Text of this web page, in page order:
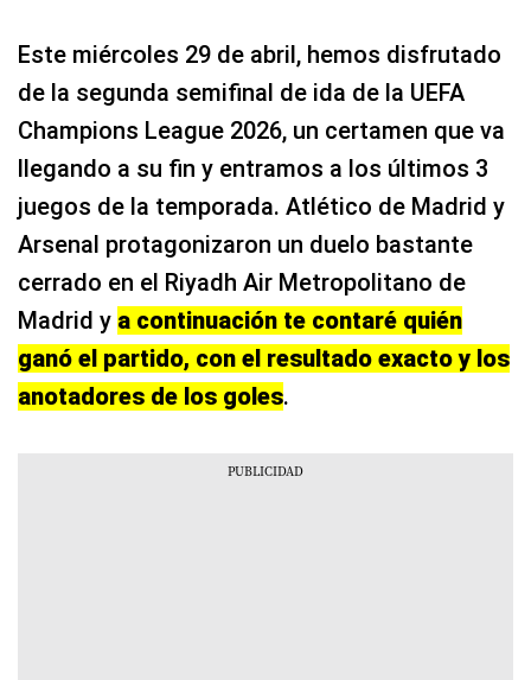
Este miércoles 29 de abril, hemos disfrutado
de la segunda semifinal de ida de la UEFA
Champions League 2026, un certamen que va
llegando a su fin y entramos a los últimos 3
juegos de la temporada. Atlético de Madrid y
Arsenal protagonizaron un duelo bastante
cerrado en el Riyadh Air Metropolitano de
Madrid y a continuación te contaré quién
ganó el partido, con el resultado exacto y los
anotadores de los goles.